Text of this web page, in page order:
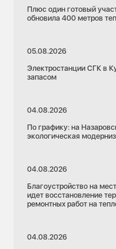
Плюс один готовый
обновила 400 метров
05.08.2026
Электростанции СГК в
запасом
04.08.2026
По графику: на
экологическая
04.08.2026
Благоустройство на
идет восстановление
ремонтных работ на
04.08.2026